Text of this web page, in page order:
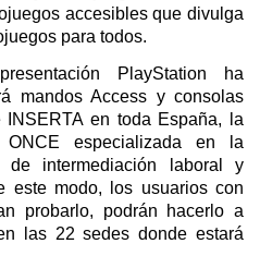
accesibles que divulga
para todos.
PlayStation ha
mandos Access y consolas
en toda España, la
especializada en la
de intermediación laboral y
este modo, los usuarios con
probarlo, podrán hacerlo a
las 22 sedes donde estará